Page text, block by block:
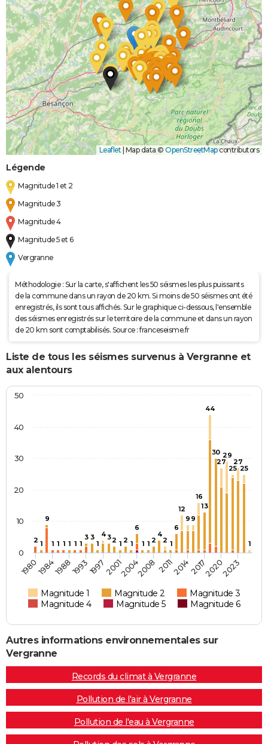
Leaflet | Map data © OpenStreetMapcontributors
Légende
Magnitude 1 et 2
Magnitude 3
Magnitude 4
Magnitude 5 et 6
Vergranne
Méthodologie : Sur la carte, s'affichent les 50 séismes les plus puissants
de la commune dans un rayon de 20 km. Si moins de 50 séismes ont été
enregistrés, ils sont tous affichés. Sur le graphique ci-dessous, l'ensemble
des séismes enregistrés sur le territoire de la commune et dans un rayon
de 20 km sont comptabilisés. Source : franceseisme.fr
Liste de tous les séismes survenus à Vergranne et
aux alentours
2 1
9
1 1 1 1 1 1
3 3
1
4 32 1 2 1
6
1 1 2
4
2 1
6
12
9 9
16
13
44
30
27
29
25
27
25
1
Magnitude 1 Magnitude 2
Magnitude 3
Magnitude 4
Magnitude 5 Magnitude 6
19801984198819931997200120042008 20112014201720202023
0
10
20
30
40
50
Autres informations environnementales sur
Vergranne
Records du climat à Vergranne
Pollution de l'air à Vergranne
Pollution de l'eau à Vergranne